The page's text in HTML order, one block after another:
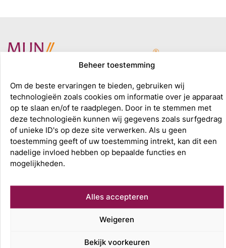
Beheer toestemming
Om de beste ervaringen te bieden, gebruiken wij
technologieën zoals cookies om informatie over je apparaat
op te slaan en/of te raadplegen. Door in te stemmen met
deze technologieën kunnen wij gegevens zoals surfgedrag
of unieke ID's op deze site verwerken. Als u geen
toestemming geeft of uw toestemming intrekt, kan dit een
nadelige invloed hebben op bepaalde functies en
mogelijkheden.
Alles accepteren
Weigeren
Bekijk voorkeuren